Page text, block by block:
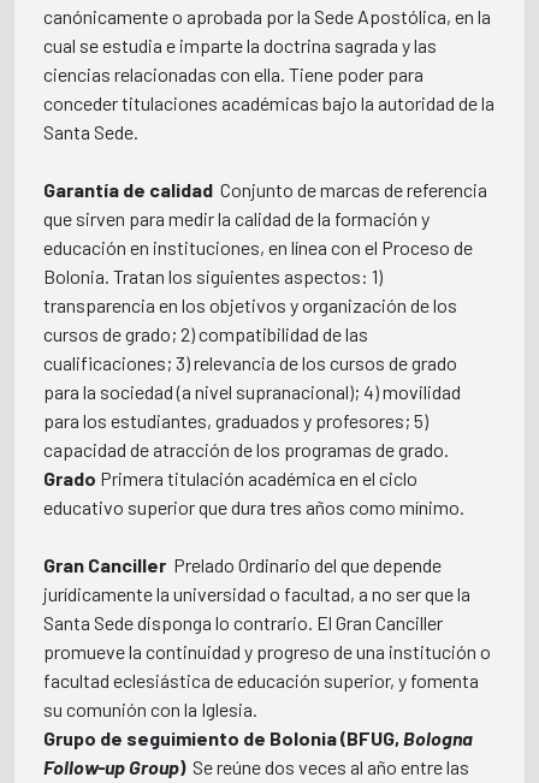
canónicamente o aprobada por la Sede Apostólica, en la
cual se estudia e imparte la doctrina sagrada y las
ciencias relacionadas con ella. Tiene poder para
conceder titulaciones académicas bajo la autoridad de la
Santa Sede.
Garantía de calidad  Conjunto de marcas de referencia
que sirven para medir la calidad de la formación y
educación en instituciones, en línea con el Proceso de
Bolonia. Tratan los siguientes aspectos: 1)
transparencia en los objetivos y organización de los
cursos de grado; 2) compatibilidad de las
cualificaciones; 3) relevancia de los cursos de grado
para la sociedad (a nivel supranacional); 4) movilidad
para los estudiantes, graduados y profesores; 5)
capacidad de atracción de los programas de grado.
Grado  Primera titulación académica en el ciclo
educativo superior que dura tres años como mínimo.
Gran Canciller  Prelado Ordinario del que depende
jurídicamente la universidad o facultad, a no ser que la
Santa Sede disponga lo contrario. El Gran Canciller
promueve la continuidad y progreso de una institución o
facultad eclesiástica de educación superior, y fomenta
su comunión con la Iglesia.
Grupo de seguimiento de Bolonia (BFUG, Bologna
Follow-up Group)  Se reúne dos veces al año entre las